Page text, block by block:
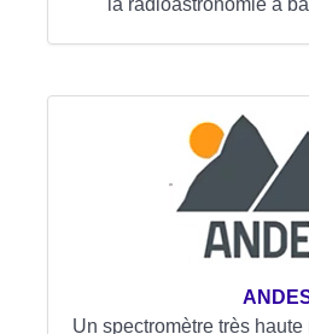
la radioastronomie à
Un spectromètre très